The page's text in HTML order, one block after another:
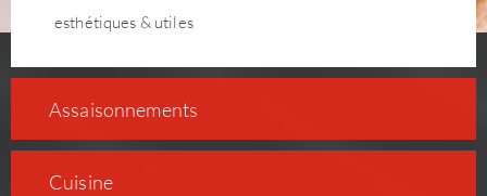
esthétiques & utiles
As­sai­son­ne­ments
Cuisine